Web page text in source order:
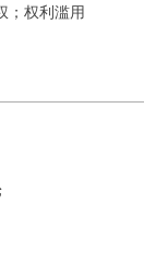
；权利滥用